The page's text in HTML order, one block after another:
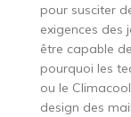
pour susciter
exigences des
être capable
pourquoi les
ou le
design des